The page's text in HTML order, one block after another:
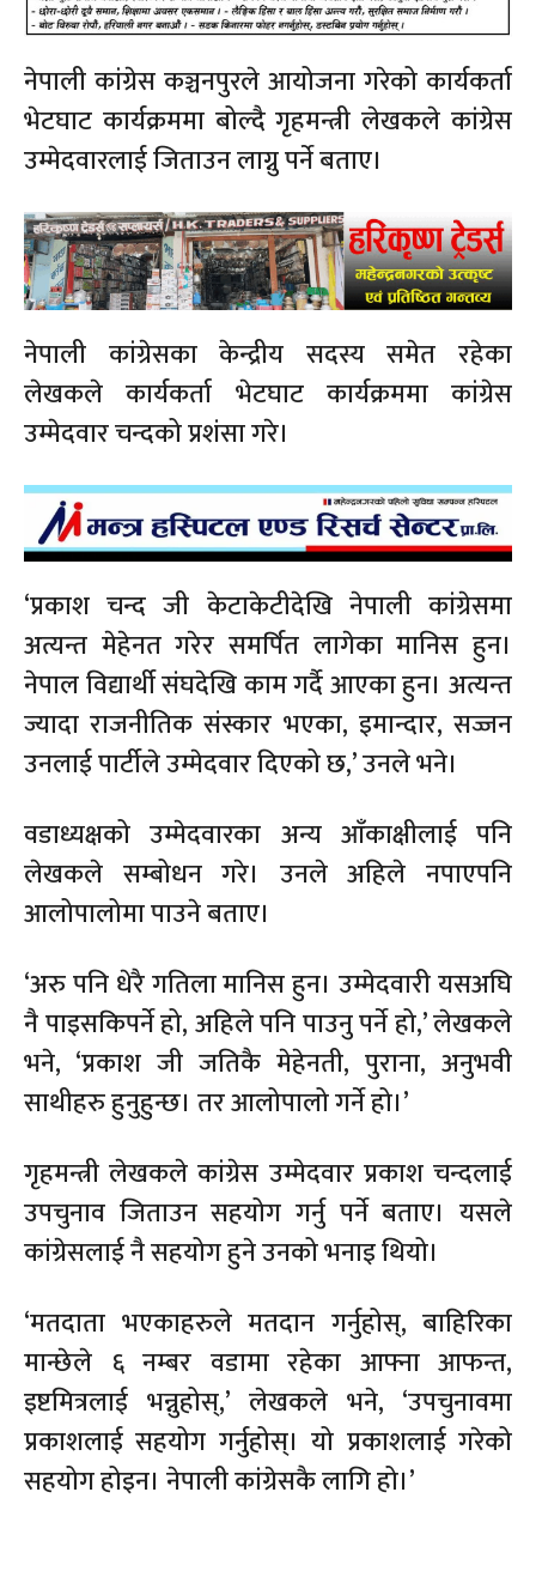
नेपाली कांग्रेस कञ्चनपुरले आयोजना गरेको कार्यकर्ता
भेटघाट कार्यक्रममा बोल्दै गृहमन्त्री लेखकले कांग्रेस
उम्मेदवारलाई जिताउन लाग्नु पर्ने बताए।
नेपाली कांग्रेसका केन्द्रीय सदस्य समेत रहेका
लेखकले कार्यकर्ता भेटघाट कार्यक्रममा कांग्रेस
उम्मेदवार चन्दको प्रशंसा गरे।
‘प्रकाश चन्द जी केटाकेटीदेखि नेपाली कांग्रेसमा
अत्यन्त मेहेनत गरेर समर्पित लागेका मानिस हुन।
नेपाल विद्यार्थी संघदेखि काम गर्दै आएका हुन। अत्यन्त
ज्यादा राजनीतिक संस्कार भएका, इमान्दार, सज्जन
उनलाई पार्टीले उम्मेदवार दिएको छ,’ उनले भने।
वडाध्यक्षको उम्मेदवारका अन्य आँकाक्षीलाई पनि
लेखकले सम्बोधन गरे। उनले अहिले नपाएपनि
आलोपालोमा पाउने बताए।
‘अरु पनि धेरै गतिला मानिस हुन। उम्मेदवारी यसअघि
नै पाइसकिपर्ने हो, अहिले पनि पाउनु पर्ने हो,’ लेखकले
भने, ‘प्रकाश जी जतिकै मेहेनती, पुराना, अनुभवी
साथीहरु हुनुहुन्छ। तर आलोपालो गर्ने हो।’
गृहमन्त्री लेखकले कांग्रेस उम्मेदवार प्रकाश चन्दलाई
उपचुनाव जिताउन सहयोग गर्नु पर्ने बताए। यसले
कांग्रेसलाई नै सहयोग हुने उनको भनाइ थियो।
‘मतदाता भएकाहरुले मतदान गर्नुहोस्, बाहिरिका
मान्छेले ६ नम्बर वडामा रहेका आफ्ना आफन्त,
इष्टमित्रलाई भन्नुहोस्,’ लेखकले भने, ‘उपचुनावमा
प्रकाशलाई सहयोग गर्नुहोस्। यो प्रकाशलाई गरेको
सहयोग होइन। नेपाली कांग्रेसकै लागि हो।’